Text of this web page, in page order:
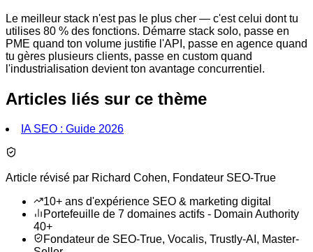
Le meilleur stack n'est pas le plus cher — c'est celui dont tu
utilises 80 % des fonctions. Démarre stack solo, passe en
PME quand ton volume justifie l'API, passe en agence quand
tu gères plusieurs clients, passe en custom quand
l'industrialisation devient ton avantage concurrentiel.
Articles liés sur ce thème
IA SEO : Guide 2026
Article révisé par Richard Cohen, Fondateur SEO-True
10+ ans d'expérience SEO & marketing digital
Portefeuille de 7 domaines actifs - Domain Authority
40+
Fondateur de SEO-True, Vocalis, Trustly-AI, Master-